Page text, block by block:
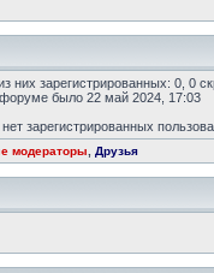
из них зарегистрированных: 0, 0
было 22 май 2024, 17:03
зарегистрированных
модераторы Друзья